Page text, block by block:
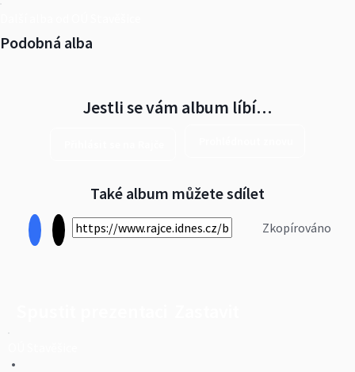
Podobná alba
Jestli se vám album líbí…
Také album můžete sdílet
Zkopírováno
•